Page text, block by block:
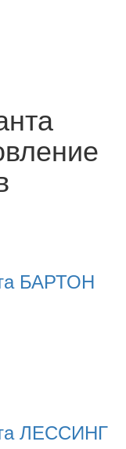
БАРТОН
ЛЕССИНГ